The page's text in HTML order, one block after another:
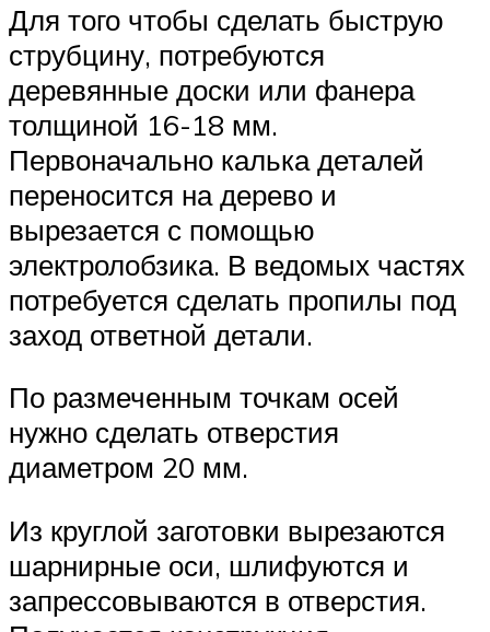
Для того чтобы сделать быструю
струбцину, потребуются
деревянные доски или фанера
толщиной 16-18 мм.
Первоначально калька деталей
переносится на дерево и
вырезается с помощью
электролобзика. В ведомых частях
потребуется сделать пропилы под
заход ответной детали.
По размеченным точкам осей
нужно сделать отверстия
диаметром 20 мм.
Из круглой заготовки вырезаются
шарнирные оси, шлифуются и
запрессовываются в отверстия.